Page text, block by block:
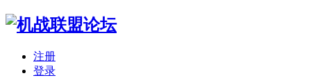
注册
登录